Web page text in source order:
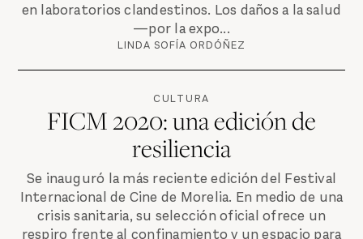
en laboratorios clandestinos. Los daños a la salud
—por la expo...
LINDA SOFÍA ORDÓÑEZ
CULTURA
FICM 2020: una edición de
resiliencia
Se inauguró la más reciente edición del Festival
Internacional de Cine de Morelia. En medio de una
crisis sanitaria, su selección oficial ofrece un
respiro frente al confinamiento y un espacio para